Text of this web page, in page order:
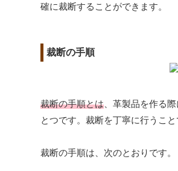
確に裁断することができます。
裁断の手順
裁断の手順とは 、革製品を作る
とつです。裁断を丁寧に行うこ
裁断の手順は、次のとおりです。